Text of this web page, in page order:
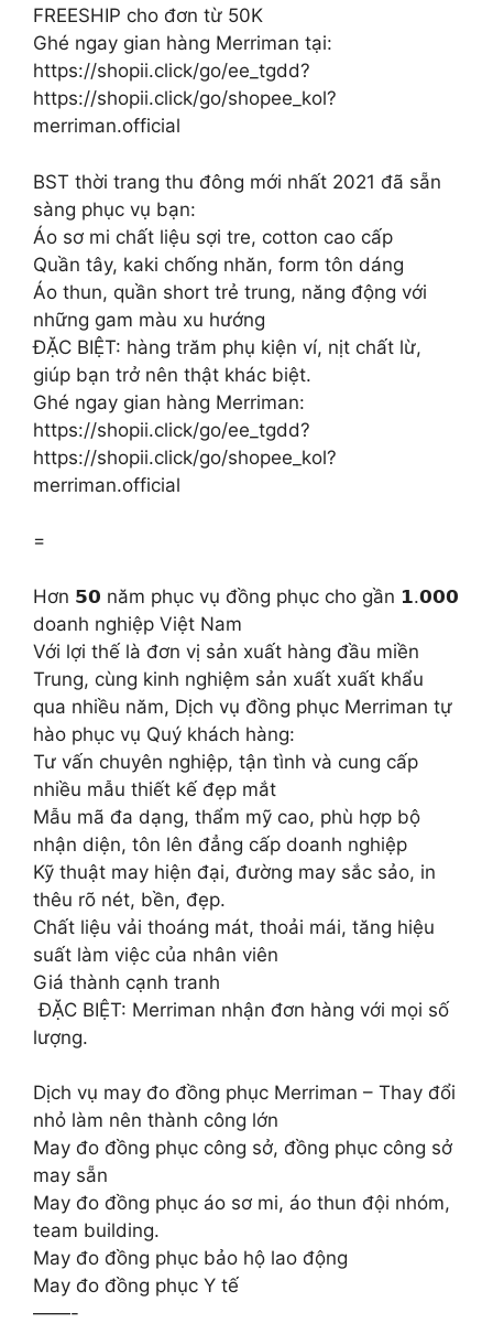
FREESHIP cho đơn từ 50K
Ghé ngay gian hàng Merriman tại:
https://shopii.click/go/ee_tgdd?
https://shopii.click/go/shopee_kol?
merriman.official
BST thời trang thu đông mới nhất 2021 đã sẵn
sàng phục vụ bạn:
Áo sơ mi chất liệu sợi tre, cotton cao cấp
Quần tây, kaki chống nhăn, form tôn dáng
Áo thun, quần short trẻ trung, năng động với
những gam màu xu hướng
ĐẶC BIỆT: hàng trăm phụ kiện ví, nịt chất lừ,
giúp bạn trở nên thật khác biệt.
Ghé ngay gian hàng Merriman:
https://shopii.click/go/ee_tgdd?
https://shopii.click/go/shopee_kol?
merriman.official
=
Hơn 𝟱𝟬 năm phục vụ đồng phục cho gần 𝟭.𝟬𝟬𝟬
doanh nghiệp Việt Nam
Với lợi thế là đơn vị sản xuất hàng đầu miền
Trung, cùng kinh nghiệm sản xuất xuất khẩu
qua nhiều năm, Dịch vụ đồng phục Merriman tự
hào phục vụ Quý khách hàng:
Tư vấn chuyên nghiệp, tận tình và cung cấp
nhiều mẫu thiết kế đẹp mắt
Mẫu mã đa dạng, thẩm mỹ cao, phù hợp bộ
nhận diện, tôn lên đẳng cấp doanh nghiệp
Kỹ thuật may hiện đại, đường may sắc sảo, in
thêu rõ nét, bền, đẹp.
Chất liệu vải thoáng mát, thoải mái, tăng hiệu
suất làm việc của nhân viên
Giá thành cạnh tranh
️ ĐẶC BIỆT: Merriman nhận đơn hàng với mọi số
lượng.
Dịch vụ may đo đồng phục Merriman – Thay đổi
nhỏ làm nên thành công lớn
May đo đồng phục công sở, đồng phục công sở
may sẵn
May đo đồng phục áo sơ mi, áo thun đội nhóm,
team building.
May đo đồng phục bảo hộ lao động
May đo đồng phục Y tế
——-